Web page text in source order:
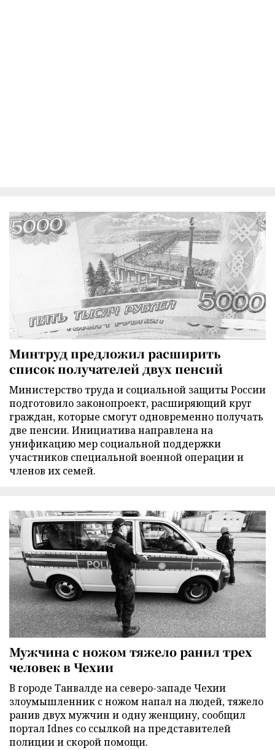
Минтруд предложил расширить
список получателей двух пенсий
Министерство труда и социальной защиты России
подготовило законопроект, расширяющий круг
граждан, которые смогут одновременно получать
две пенсии. Инициатива направлена на
унификацию мер социальной поддержки
участников специальной военной операции и
членов их семей.
Мужчина с ножом тяжело ранил трех
человек в Чехии
В городе Танвалде на северо-западе Чехии
злоумышленник с ножом напал на людей, тяжело
ранив двух мужчин и одну женщину, сообщил
портал Idnes со ссылкой на представителей
полиции и скорой помощи.